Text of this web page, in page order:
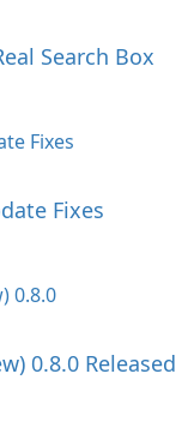
Search Box
Fixes
0.8.0 Released